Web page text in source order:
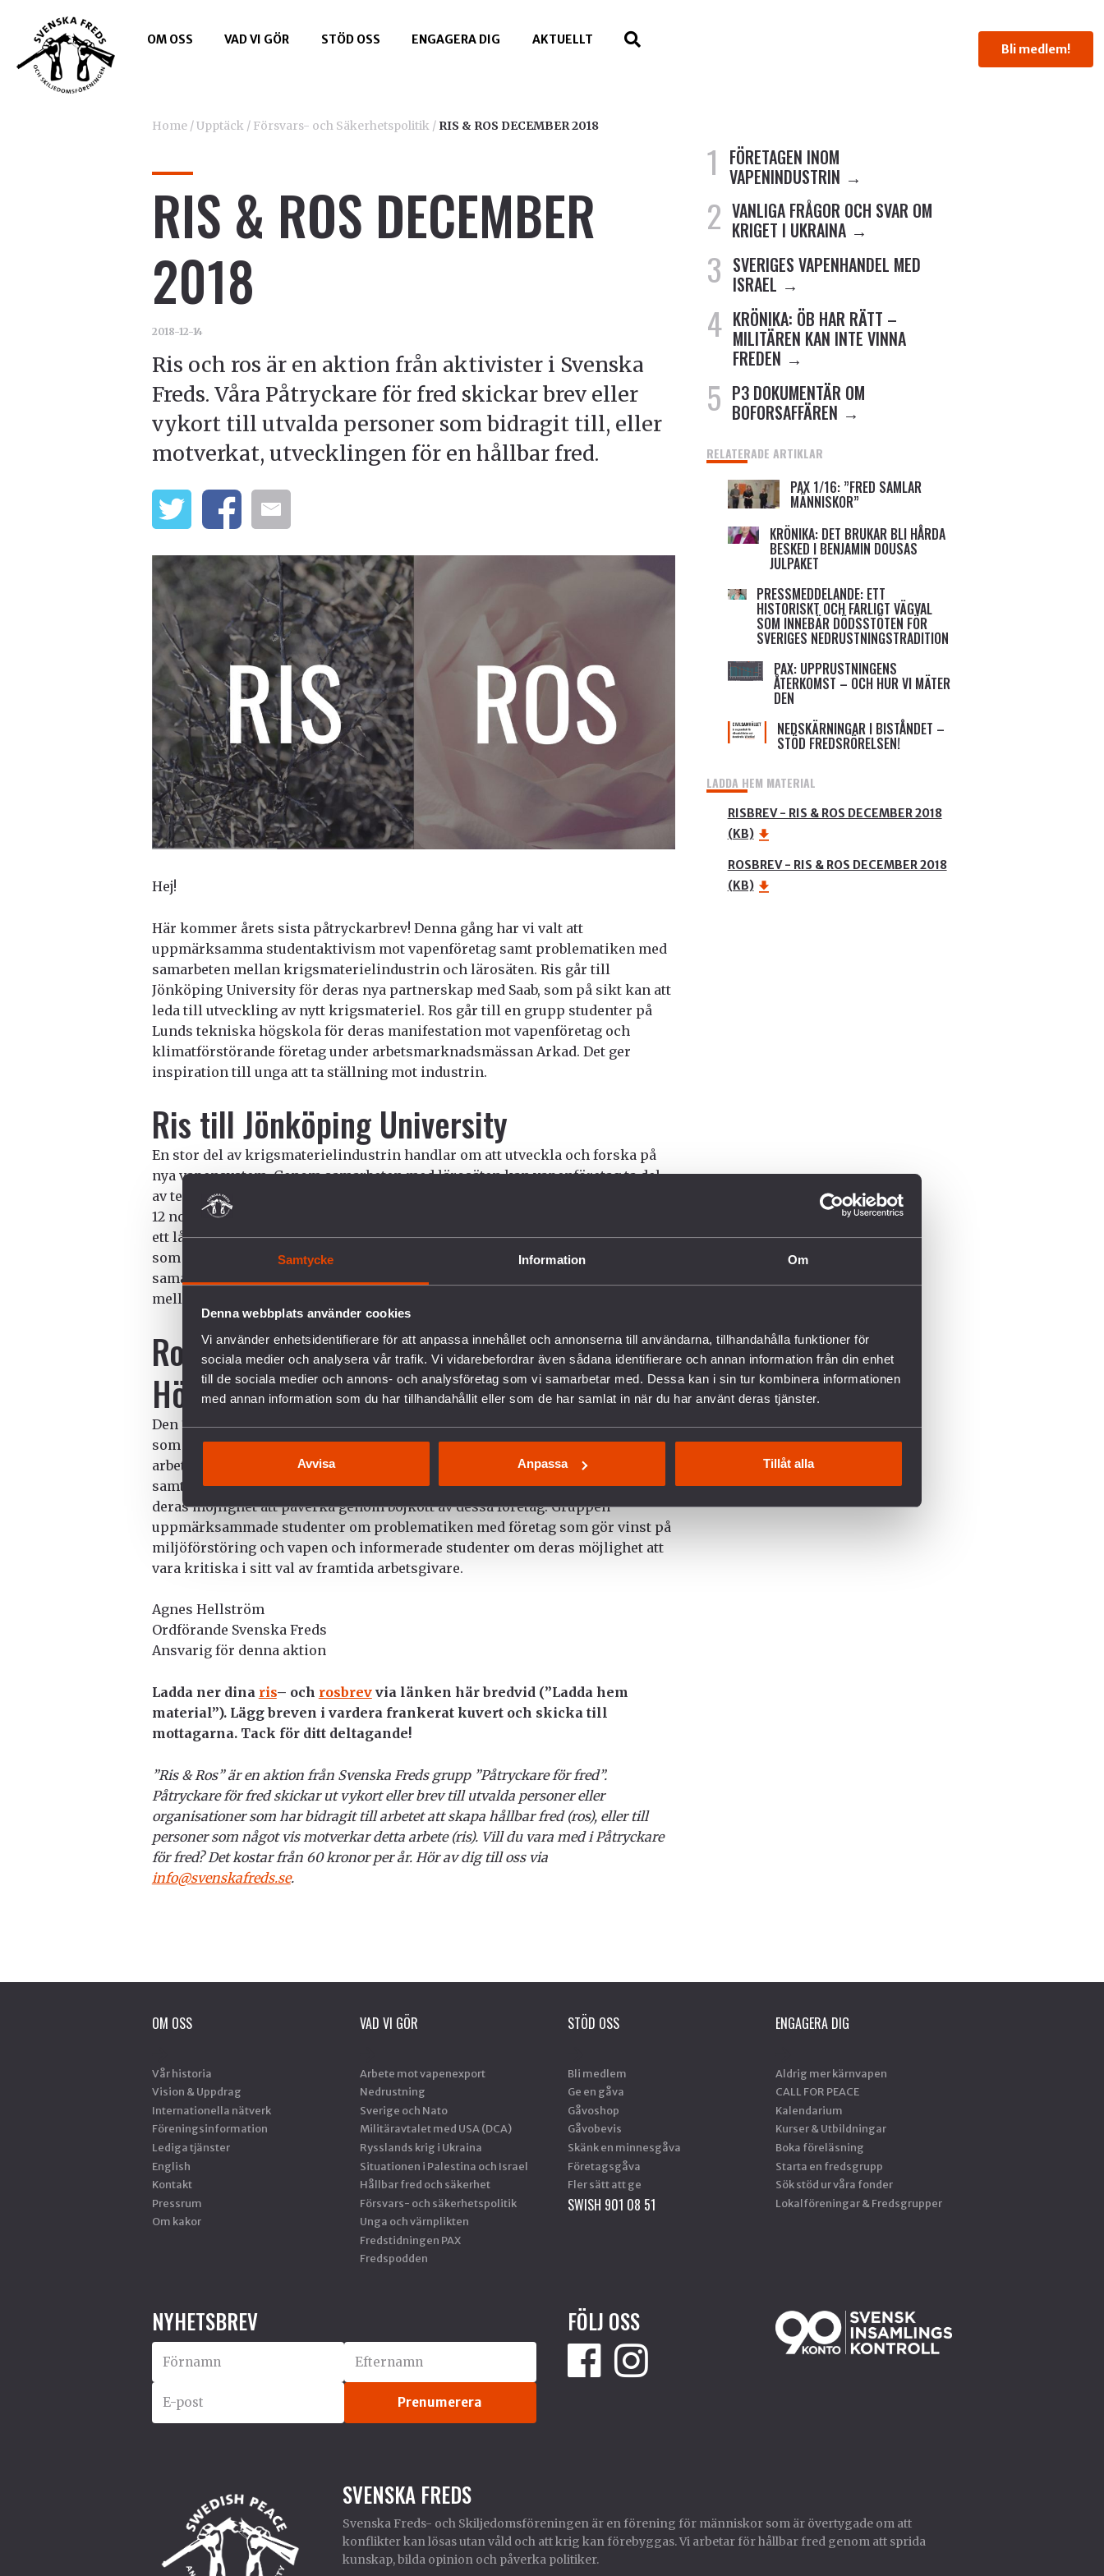
Samtycke Information Om
Denna webbplats använder cookies
Vi använder enhetsidentifierare för att anpassa innehållet och annonserna till användarna, tillhandahålla funktioner för
sociala medier och analysera vår trafik. Vi vidarebefordrar även sådana identifierare och annan information från din enhet
till de sociala medier och annons- och analysföretag som vi samarbetar med. Dessa kan i sin tur kombinera informationen
med annan information som du har tillhandahållit eller som de har samlat in när du har använt deras tjänster.
Avvisa Anpassa Tillåt alla
OM OSS VAD VI GÖR STÖD OSS ENGAGERA DIG AKTUELLT
Bli medlem!
Home/Upptäck/ Försvars- och Säkerhetspolitik/ RIS & ROS DECEMBER 2018
RIS & ROS DECEMBER
2018
2018-12-14
Ris och ros är en aktion från aktivister i Svenska
Freds. Våra Påtryckare för fred skickar brev eller
vykort till utvalda personer som bidragit till, eller
motverkat, utvecklingen för en hållbar fred.
Hej!
Här kommer årets sista påtryckarbrev! Denna gång har vi valt att
uppmärksamma studentaktivism mot vapenföretag samt problematiken med
samarbeten mellan krigsmaterielindustrin och lärosäten. Ris går till
Jönköping University för deras nya partnerskap med Saab, som på sikt kan att
leda till utveckling av nytt krigsmateriel. Ros går till en grupp studenter på
Lunds tekniska högskola för deras manifestation mot vapenföretag och
klimatförstörande företag under arbetsmarknadsmässan Arkad. Det ger
inspiration till unga att ta ställning mot industrin.
Ris till Jönköping University
En stor del av krigsmaterielindustrin handlar om att utveckla och forska på
nya vapensystem. Genom samarbeten med lärosäten kan vapenföretag ta del
av teknisk forskning och samtidigt handplocka personal bland studenter. Den
12 november skrev Jönköping University i ett pressmeddelande att de ingått
ett långsiktigt partnerskap med Saab, Sveriges största krigsmaterielföretag
som ensamt står för 40 procent av den svenska vapenexporten. Dessa typer av
samarbeten är oroväckande på många sätt och det beroende som skapas
mellan lärosätet och företaget gör att utrymmet för kritiska röster minskar.
Ros till studenterna vid Lunds Tekniska
Högskola
Den 14 november anordnade en grupp studenter en manifestation mot företag
som säljer vapen och som satsar på fossila bränslen under
arbetsmarknadsmässan Arkad vid Lunds Tekniska högskola. Gruppen
samtalade med besökare samt spred information för att upplysa studenter om
deras möjlighet att påverka genom bojkott av dessa företag. Gruppen
uppmärksammade studenter om problematiken med företag som gör vinst på
miljöförstöring och vapen och informerade studenter om deras möjlighet att
vara kritiska i sitt val av framtida arbetsgivare.
Agnes Hellström
Ordförande Svenska Freds
Ansvarig för denna aktion
Ladda ner dina ris– och rosbrevvia länken här bredvid (”Ladda hem
material”). Lägg breven i vardera frankerat kuvert och skicka till
mottagarna. Tack för ditt deltagande!
”Ris & Ros” är en aktion från Svenska Freds grupp ”Påtryckare för fred”.
Påtryckare för fred skickar ut vykort eller brev till utvalda personer eller
organisationer som har bidragit till arbetet att skapa hållbar fred (ros), eller till
personer som något vis motverkar detta arbete (ris). Vill du vara med i Påtryckare
för fred? Det kostar från 60 kronor per år. Hör av dig till oss via
info@svenskafreds.se.
FÖRETAGEN INOM
VAPENINDUSTRIN
VANLIGA FRÅGOR OCH SVAR OM
KRIGET I UKRAINA
SVERIGES VAPENHANDEL MED
ISRAEL
KRÖNIKA: ÖB HAR RÄTT –
MILITÄREN KAN INTE VINNA
FREDEN
P3 DOKUMENTÄR OM
BOFORSAFFÄREN
RELATERADE ARTIKLAR
PAX 1/16: ”FRED SAMLAR
MÄNNISKOR”
KRÖNIKA: DET BRUKAR BLI HÅRDA
BESKED I BENJAMIN DOUSAS
JULPAKET
PRESSMEDDELANDE: ETT
HISTORISKT OCH FARLIGT VÄGVAL
SOM INNEBÄR DÖDSSTÖTEN FÖR
SVERIGES NEDRUSTNINGSTRADITION
PAX: UPPRUSTNINGENS
ÅTERKOMST – OCH HUR VI MÄTER
DEN
NEDSKÄRNINGAR I BISTÅNDET –
STÖD FREDSRÖRELSEN!
LADDA HEM MATERIAL
RISBREV - RIS & ROS DECEMBER 2018
(KB)
ROSBREV - RIS & ROS DECEMBER 2018
(KB)
OM OSS
Vår historia
Vision & Uppdrag
Internationella nätverk
Föreningsinformation
Lediga tjänster
English
Kontakt
Pressrum
Om kakor
VAD VI GÖR
Arbete mot vapenexport
Nedrustning
Sverige och Nato
Militäravtalet med USA (DCA)
Rysslands krig i Ukraina
Situationen i Palestina och Israel
Hållbar fred och säkerhet
Försvars- och säkerhetspolitik
Unga och värnplikten
Fredstidningen PAX
Fredspodden
STÖD OSS
Bli medlem
Ge en gåva
Gåvoshop
Gåvobevis
Skänk en minnesgåva
Företagsgåva
Fler sätt att ge
SWISH 901 08 51
ENGAGERA DIG
Aldrig mer kärnvapen
CALL FOR PEACE
Kalendarium
Kurser & Utbildningar
Boka föreläsning
Starta en fredsgrupp
Sök stöd ur våra fonder
Lokalföreningar & Fredsgrupper
NYHETSBREV FÖLJ OSS
SVENSKA FREDS
Svenska Freds- och Skiljedomsföreningen är en förening för människor som är övertygade om att
konflikter kan lösas utan våld och att krig kan förebyggas. Vi arbetar för hållbar fred genom att sprida
kunskap, bilda opinion och påverka politiker.